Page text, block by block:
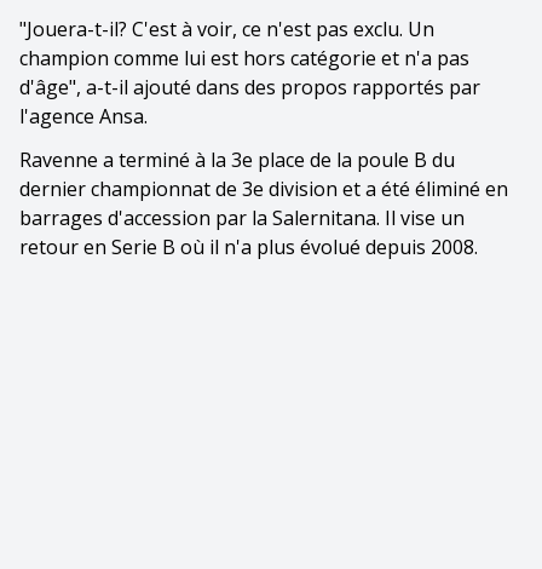
"Jouera-t-il? C'est à voir, ce n'est pas exclu. Un
champion comme lui est hors catégorie et n'a pas
d'âge", a-t-il ajouté dans des propos rapportés par
l'agence Ansa.
Ravenne a terminé à la 3e place de la poule B du
dernier championnat de 3e division et a été éliminé en
barrages d'accession par la Salernitana. Il vise un
retour en Serie B où il n'a plus évolué depuis 2008.